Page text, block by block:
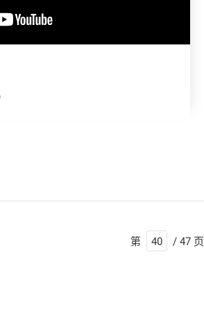
第 / 47 页